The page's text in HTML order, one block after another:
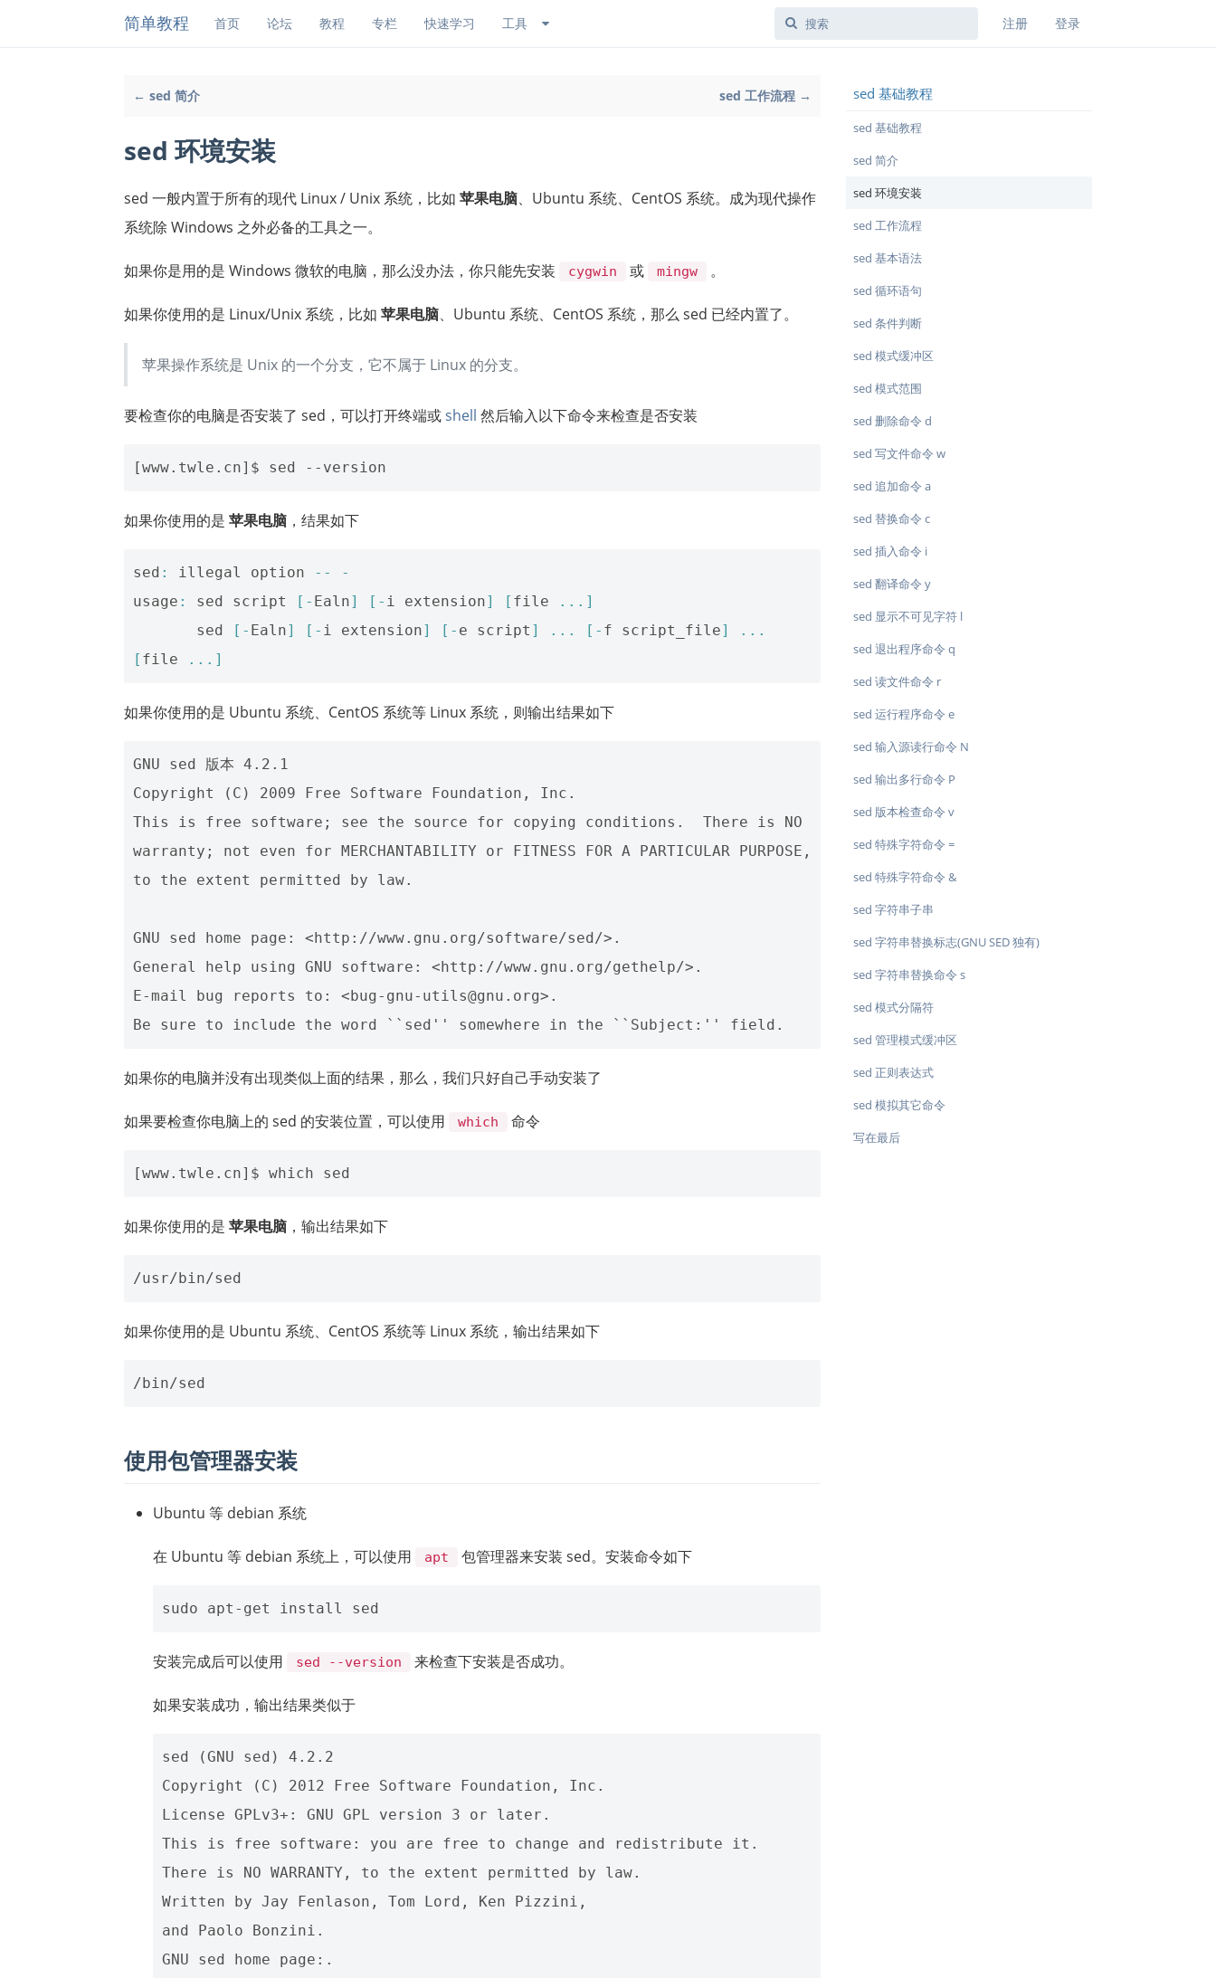
简单教程 首页 论坛 教程 专栏 快速学习 工具 注册 登录
← sed 简介 sed 工作流程 →
sed 环境安装
sed 一般内置于所有的现代 Linux / Unix 系统，比如 苹果电脑、Ubuntu 系统、CentOS 系统。成为现代操作
系统除 Windows 之外必备的工具之一。
如果你是用的是 Windows 微软的电脑，那么没办法，你只能先安装 cygwin 或 mingw 。
如果你使用的是 Linux/Unix 系统，比如 苹果电脑、Ubuntu 系统、CentOS 系统，那么 sed 已经内置了。
苹果操作系统是 Unix 的一个分支，它不属于 Linux 的分支。
要检查你的电脑是否安装了 sed，可以打开终端或shell 然后输入以下命令来检查是否安装
如果你使用的是 苹果电脑 ，结果如下
sed : illegal option --
-
usage : sed script [- Ealn] [- i extension] [ file
...]
sed
[- Ealn] [- i extension] [- e script ] ... [- f script_file]
...
[ file ...]
如果你使用的是 Ubuntu 系统、CentOS 系统等 Linux 系统，则输出结果如下
GNU sed 版本 4.2.1
Copyright (C) 2009 Free Software Foundation, Inc.
This is free software; see the source for copying conditions.  There is NO
warranty; not even for MERCHANTABILITY or FITNESS FOR A PARTICULAR PURPOSE,
to the extent permitted by law.
GNU sed home page: <http://www.gnu.org/software/sed/>.
General help using GNU software: <http://www.gnu.org/gethelp/>.
E-mail bug reports to: <bug-gnu-utils@gnu.org>.
如果你的电脑并没有出现类似上面的结果，那么，我们只好自己手动安装了
如果要检查你电脑上的 sed 的安装位置，可以使用 which 命令
如果你使用的是 苹果电脑 ，输出结果如下
如果你使用的是 Ubuntu 系统、CentOS 系统等 Linux 系统，输出结果如下
使用包管理器安装
Ubuntu 等 debian 系统
在 Ubuntu 等 debian 系统上，可以使用 apt 包管理器来安装 sed。安装命令如下
安装完成后可以使用 sed --version 来检查下安装是否成功。
如果安装成功，输出结果类似于
sed (GNU sed) 4.2.2
Copyright (C) 2012 Free Software Foundation, Inc.
License GPLv3+: GNU GPL version 3 or later.
This is free software: you are free to change and redistribute it.
There is NO WARRANTY, to the extent permitted by law.
Written by Jay Fenlason, Tom Lord, Ken Pizzini,
and Paolo Bonzini.
GNU sed home page:.
sed 基础教程
sed 基础教程
sed 简介
sed 环境安装
sed 工作流程
sed 基本语法
sed 循环语句
sed 条件判断
sed 模式缓冲区
sed 模式范围
sed 删除命令 d
sed 写文件命令 w
sed 追加命令 a
sed 替换命令 c
sed 插入命令 i
sed 翻译命令 y
sed 显示不可见字符 l
sed 退出程序命令 q
sed 读文件命令 r
sed 运行程序命令 e
sed 输入源读行命令 N
sed 输出多行命令 P
sed 版本检查命令 v
sed 特殊字符命令 =
sed 特殊字符命令 &
sed 字符串子串
sed 字符串替换标志(GNU SED 独有)
sed 字符串替换命令 s
sed 模式分隔符
sed 管理模式缓冲区
sed 正则表达式
sed 模拟其它命令
写在最后